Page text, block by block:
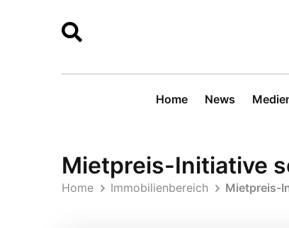
Home News
Mietpreis-Initiative
Home Immobilienbereich Mietpreis-